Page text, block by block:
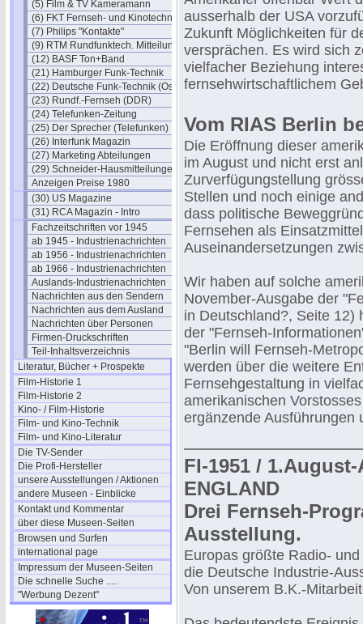
(5) Film & TV Kameramann
(6) FKT Fernseh- und Kinotechnik
(7) Philips "Kontakte"
(9) RTM Rundfunktech. Mitteilungen
(12) BASF Ton+Band
(21) Hamburger Funk-Technik
(22) Deutsche Funk-Technik (Ost)
(23) Rundf.-Fernseh (DDR)
(24) Telefunken-Zeitung
(25) Der Sprecher (Telefunken)
(26) Interfunk Magazin
(27) Marketing Abteilungen
(29) Schneider-Hausmitteilungen
Anzeigen Preise 1980
(30) US Magazine
(31) RCA Magazin - Intro
Fachzeitschriften vor 1945
ab 1945 - Industrienachrichten
ab 1956 - Industrienachrichten
ab 1966 - Industrienachrichten
Auslands-Industrienachrichten
Nachrichten aus den Sendern
Nachrichten aus dem Ausland
Nachrichten über Personen
Firmen-Druckschriften
Teil-Inhaltsverzeichnis
Literatur, Bücher + Prospekte
Film-Historie 1
Film-Historie 2
Kino- / Film-Historie
Film- und Kino-Technik
Film- und Kino-Literatur
Die TV-Sender
Die Profi-Hersteller
unsere Ausstellungen / Aktionen
andere Museen - Einblicke
Kontakt und Kommentar
über diese Museen-Seiten
Browsen und Surfen
international page
Impressum der Museen-Seiten
Die schnelle Suche .....
"Werbung Dezent"
ausserhalb der USA
Zukunft Möglichkeiten für
versprächen. Es wird sich
vielfacher Beziehung
fernsehwirtschaftlichem
Vom RIAS Berlin
Die Eröffnung dieser
im August und nicht erst
Zurverfügungstellung
Stellen und noch einige
dass politische
Fernsehen als
Auseinandersetzungen
Wir haben auf solche
November-Ausgabe der
in Deutschland?, Seite 12)
der "Fernseh-
"Berlin will Fernseh-
werden über die weitere
Fernsehgestaltung in
amerikanischen
ergänzende Ausführungen
FI-1951 /
ENGLAND
Drei Fernseh-
Ausstellung.
Europas größte Radio-
die Deutsche Industrie-
Von unserem B.K.-